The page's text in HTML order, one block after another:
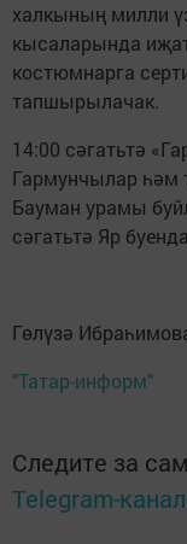
халкының милли
кысаларында
костюмнарга
тапшырылачак.
14:00 сәгатьтә
Гармунчылар һәм
Бауман урамы
сәгатьтә Яр
Гөлүзә
"Татар-информ"
Следите за
Telegram-